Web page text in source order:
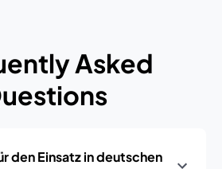
Asked
den Einsatz in deutschen